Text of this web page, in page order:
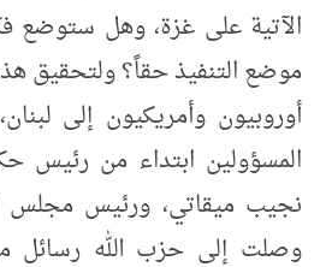
الآتية على غزة، وهل ستوضع
موضع التنفيذ حقاً؟ ولتحقيق
أوروبيون وأمريكيون إلى
المسؤولين ابتداء من رئيس
نجيب ميقاتي، ورئيس مجلس
وصلت إلى حزب الله رسائل